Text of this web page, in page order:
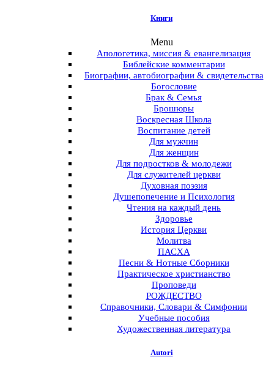
Книги
Menu
Апологетика, миссия & евангелизация
Библейские комментарии
Биографии, автобиографии & свидетельства
Богословие
Брак & Семья
Брошюры
Воскресная Школа
Воспитание детей
Для мужчин
Для женщин
Для подростков & молодежи
Для служителей церкви
Духовная поэзия
Душепопечение и Психология
Чтения на каждый день
Здоровье
История Церкви
Молитва
ПАСХА
Песни & Нотные Сборники
Практическое христианство
Проповеди
РОЖДЕСТВО
Справочники, Словари & Симфонии
Учебные пособия
Художественная литература
Autori